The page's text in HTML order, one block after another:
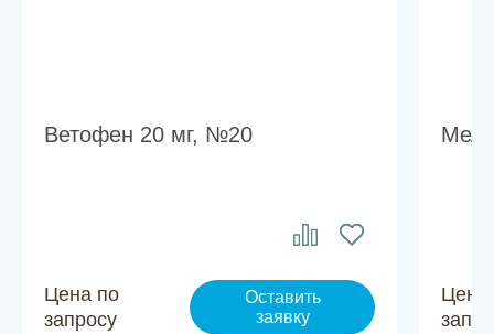
Ветофен 20 мг, №20
Цена по
запросу
Оставить
заявку
Цена